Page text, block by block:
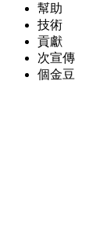
幫助
技術
貢獻
次宣傳
個金豆